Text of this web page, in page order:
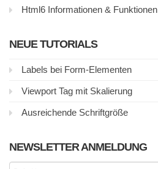
Html6 Informationen & Funktionen
NEUE TUTORIALS
Labels bei Form-Elementen
Viewport Tag mit Skalierung
Ausreichende Schriftgröße
NEWSLETTER ANMELDUNG